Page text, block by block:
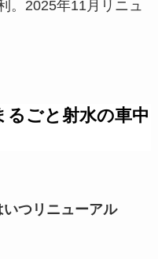
。2025年11月リニュ
るごと射水の車中
つリニューアル